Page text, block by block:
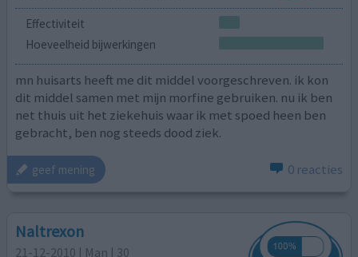
Effectiviteit
Hoeveelheid bijwerkingen
mn huisarts heeft me dit middel voorgeschreven. ik kon
dit middel samen met mijn morfine gebruiken. nu ik ben
net thuis uit het ziekehuis waar ik met spoed heen ben
gebracht, ben nog steeds dood ziek.
geef mening 0 reacties
Naltrexon
21-12-2010 | Man | 30